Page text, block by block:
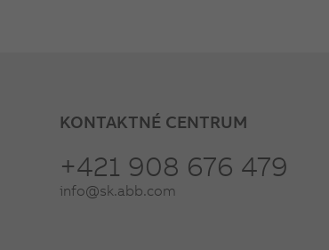
KONTAKTNÉ CENTRUM
+421 908 676 479
info@sk.abb.com